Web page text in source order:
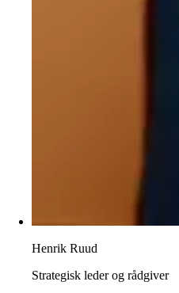
Henrik Ruud
Strategisk leder og rådgiver